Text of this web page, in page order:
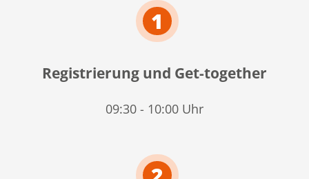
1
Registrierung und Get-together
09:30 - 10:00 Uhr